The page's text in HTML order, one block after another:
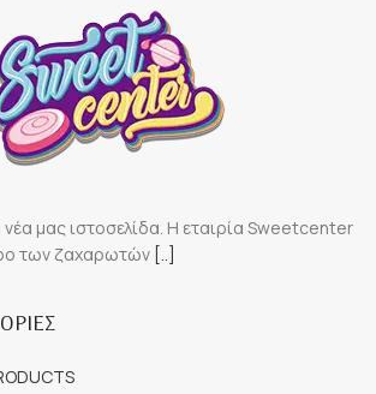
μας ιστοσελίδα. Η εταιρία Sweetcenter
των ζαχαρωτών [..]